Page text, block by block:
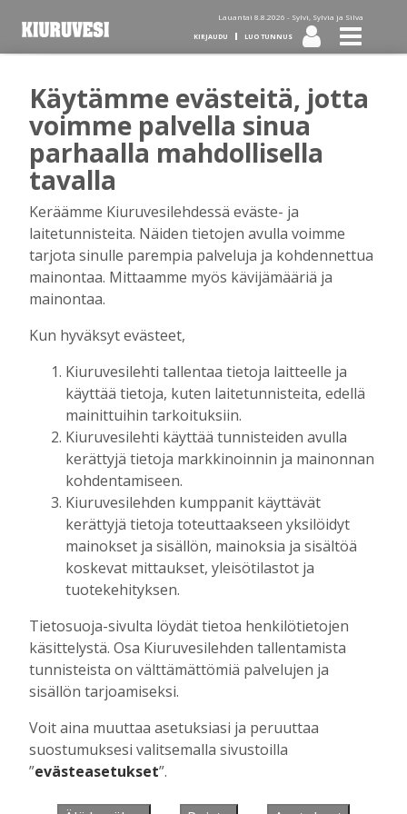
Lauantai 8.8.2026 - Sylvi, Sylvia ja Silva
KIRJAUDU LUO TUNNUS
Tilaa Kiuruvesi-lehti diginä
tai kotiinkannettuna!
Kirjaudu
Sähköposti
Salasana
Muista minut
Unohtuiko salasana?
se tästä.
Käyntiosoite :
Kiuruvesi Lehti oy
Niemistenkatu 4
Kiuruvesi
Käytämme evästeitä, jotta
voimme palvella sinua
parhaalla mahdollisella
tavalla
Keräämme Kiuruvesilehdessä eväste- ja
laitetunnisteita. Näiden tietojen avulla voimme
tarjota sinulle parempia palveluja ja kohdennettua
mainontaa. Mittaamme myös kävijämääriä ja
mainontaa.
Kun hyväksyt evästeet,
Kiuruvesilehti tallentaa tietoja laitteelle ja
käyttää tietoja, kuten laitetunnisteita, edellä
mainittuihin tarkoituksiin.
Kiuruvesilehti käyttää tunnisteiden avulla
kerättyjä tietoja markkinoinnin ja mainonnan
kohdentamiseen.
Kiuruvesilehden kumppanit käyttävät
kerättyjä tietoja toteuttaakseen yksilöidyt
mainokset ja sisällön, mainoksia ja sisältöä
koskevat mittaukset, yleisötilastot ja
tuotekehityksen.
Tietosuoja-sivulta löydät tietoa henkilötietojen
käsittelystä. Osa Kiuruvesilehden tallentamista
tunnisteista on välttämättömiä palvelujen ja
sisällön tarjoamiseksi.
Voit aina muuttaa asetuksiasi ja peruuttaa
suostumuksesi valitsemalla sivustoilla
”evästeasetukset”.